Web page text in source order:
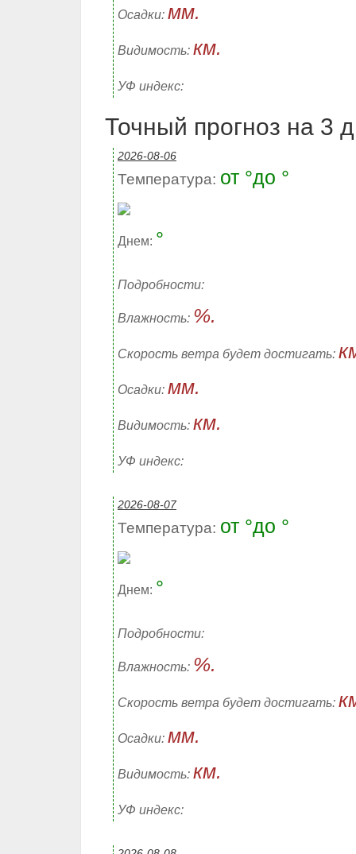
Осадки: мм.
Видимость: км.
УФ индекс:
Точный прогноз на 3
2026-08-06
Температура: от °до °
Днем: °
Подробности:
Влажность: %.
Скорость ветра будет достигать:
Осадки: мм.
Видимость: км.
УФ индекс:
2026-08-07
Температура: от °до °
Днем: °
Подробности:
Влажность: %.
Скорость ветра будет достигать:
Осадки: мм.
Видимость: км.
УФ индекс: